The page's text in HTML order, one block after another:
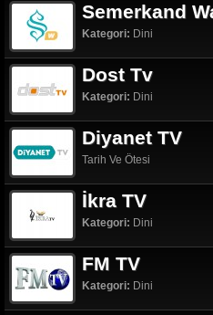
Semerkand
Kategori: Dini
Dost Tv
Kategori: Dini
Diyanet TV
Tarih Ve Ötesi
İkra TV
Kategori: Dini
FM TV
Kategori: Dini